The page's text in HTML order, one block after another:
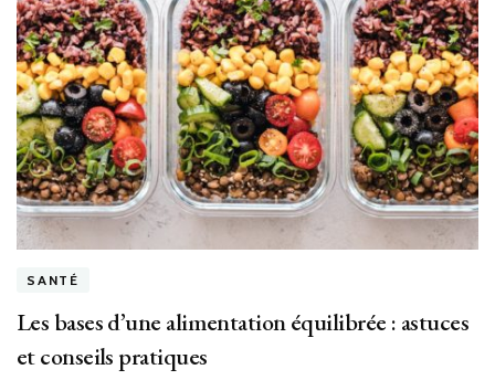
SANTÉ
Les bases d’une alimentation équilibrée : astuces
et conseils pratiques